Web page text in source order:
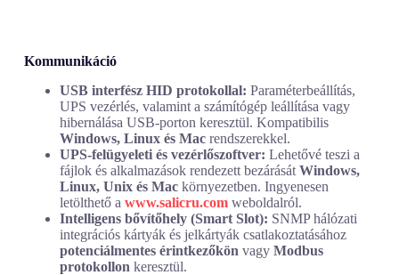
Kommunikáció
USB interfész HID protokollal: Paraméterbeállítás,
UPS vezérlés, valamint a számítógép leállítása vagy
hibernálása USB-porton keresztül. Kompatibilis
Windows, Linux és Macrendszerekkel.
UPS-felügyeleti és vezérlőszoftver: Lehetővé teszi a
fájlok és alkalmazások rendezett bezárását Windows,
Linux, Unix és Mackörnyezetben. Ingyenesen
letölthető a www.salicru.comweboldalról.
Intelligens bővítőhely (Smart Slot): SNMP hálózati
integrációs kártyák és jelkártyák csatlakoztatásához
potenciálmentes érintkezőkön vagy Modbus
protokollon keresztül.